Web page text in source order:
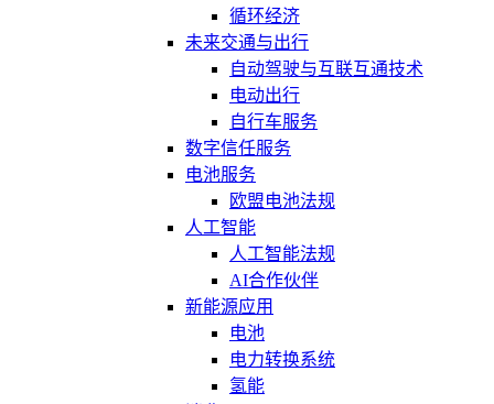
循环经济
未来交通与出行
自动驾驶与互联互通技术
电动出行
自行车服务
数字信任服务
电池服务
欧盟电池法规
人工智能
人工智能法规
AI合作伙伴
新能源应用
电池
电力转换系统
氢能